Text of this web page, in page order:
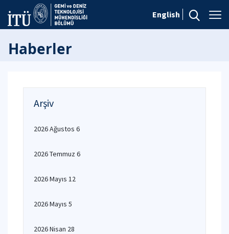
English
Haberler
Arşiv
2026 Ağustos 6
2026 Temmuz 6
2026 Mayıs 12
2026 Mayıs 5
2026 Nisan 28